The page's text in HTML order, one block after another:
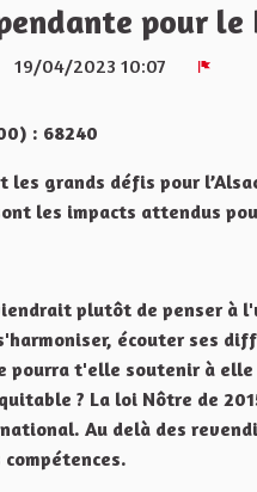
pour le
19/04/2023 10:07
: 68240
grands défis pour
les impacts attendus
plutôt de penser à
écouter ses
pourra t'elle soutenir à
? La loi Nôtre de
Au delà des